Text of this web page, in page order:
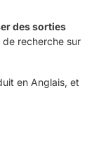
des sorties
de recherche sur
en Anglais, et